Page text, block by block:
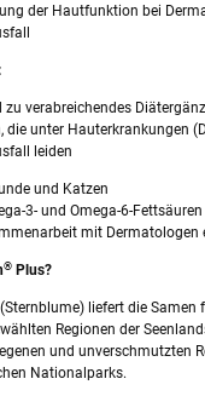
der Hautfunktion bei
verabreichendes
die unter Hauterkrankungen
leiden
und Katzen
3- und Omega-6-Fettsäuren
mit Dermatologen
® Plus?
liefert die Samen
Regionen der
und unverschmutzten
Nationalparks.